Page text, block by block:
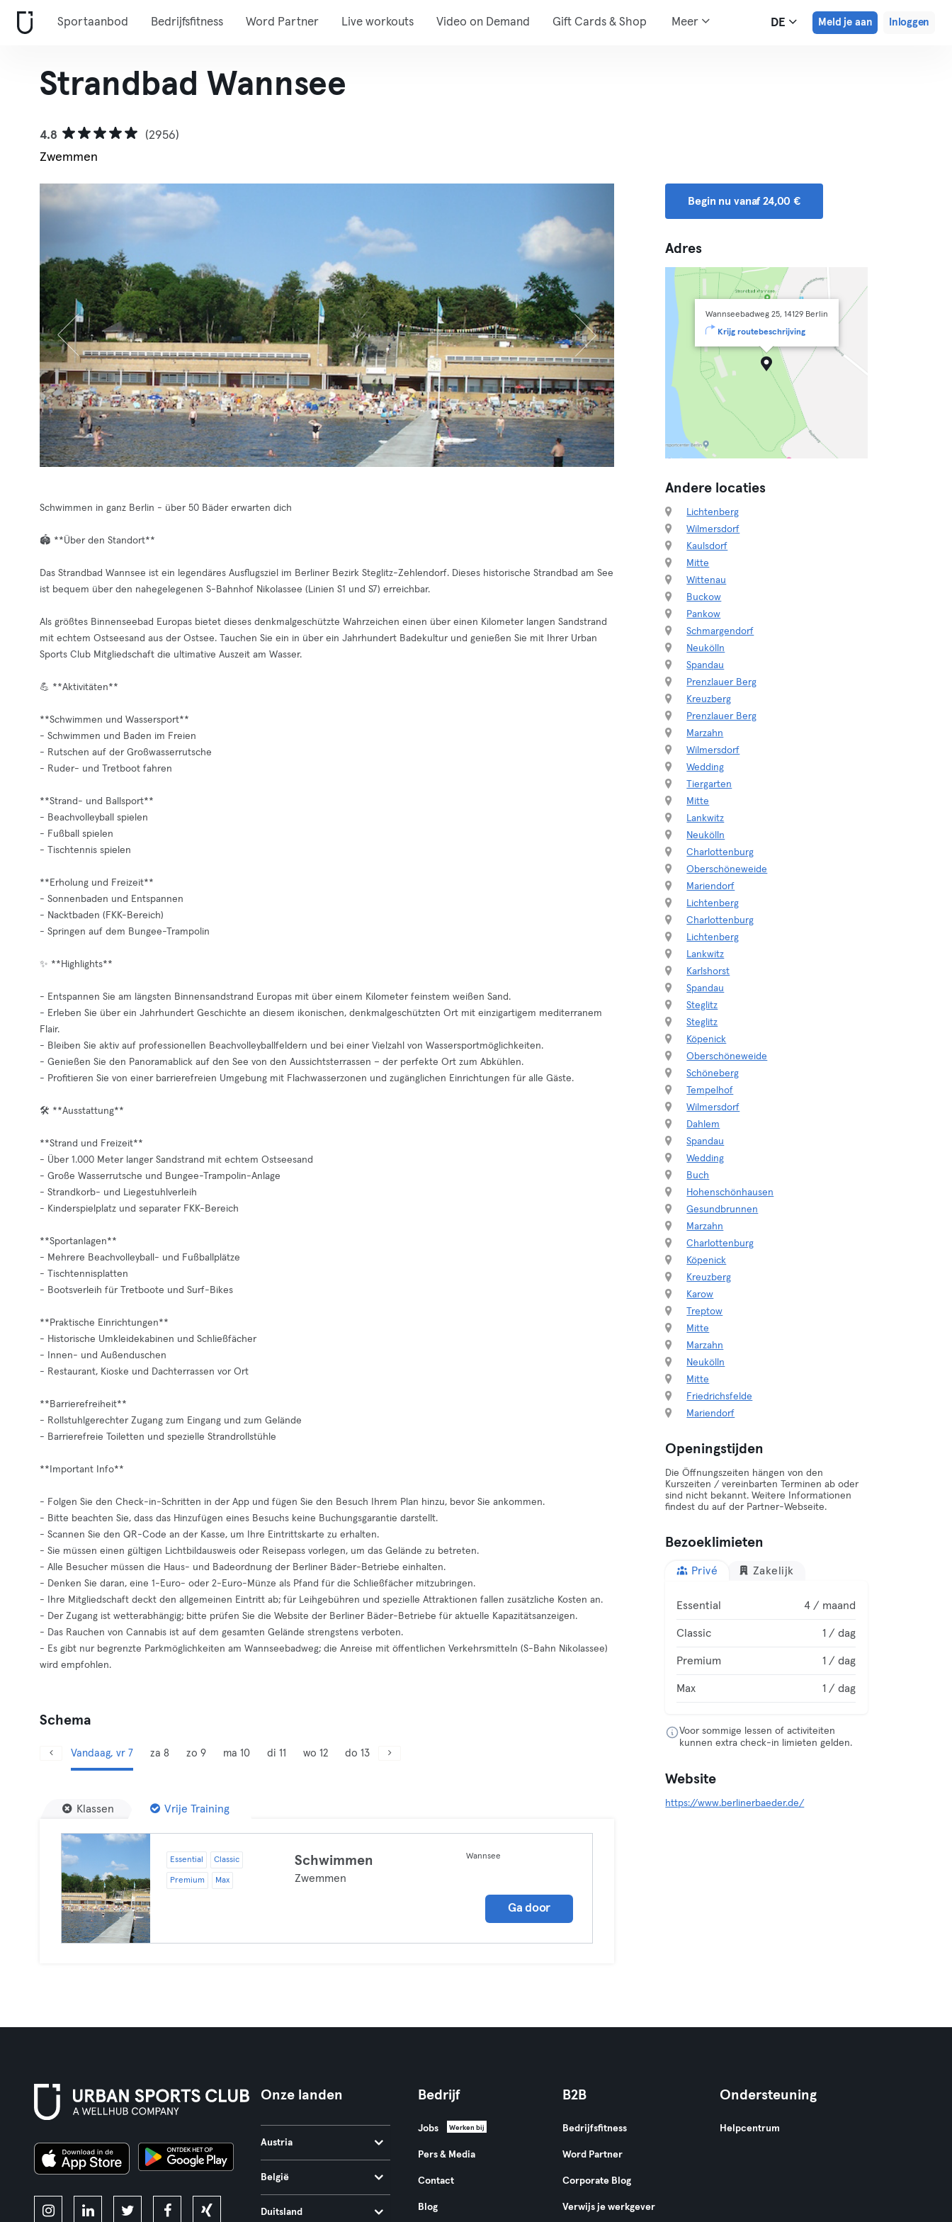
Sportaanbod Bedrijfsfitness Word Partner Live workouts Video on Demand Gift Cards & Shop Meer DE Meld je aan Inloggen
Strandbad Wannsee
4.8
(2956)
Zwemmen
Schwimmen in ganz Berlin - über 50 Bäder erwarten dich
🏟️ **Über den Standort**
Das Strandbad Wannsee ist ein legendäres Ausflugsziel im Berliner Bezirk Steglitz-Zehlendorf. Dieses historische Strandbad am See
ist bequem über den nahegelegenen S-Bahnhof Nikolassee (Linien S1 und S7) erreichbar.
Als größtes Binnenseebad Europas bietet dieses denkmalgeschützte Wahrzeichen einen über einen Kilometer langen Sandstrand
mit echtem Ostseesand aus der Ostsee. Tauchen Sie ein in über ein Jahrhundert Badekultur und genießen Sie mit Ihrer Urban
Sports Club Mitgliedschaft die ultimative Auszeit am Wasser.
💪 **Aktivitäten**
**Schwimmen und Wassersport**
- Schwimmen und Baden im Freien
- Rutschen auf der Großwasserrutsche
- Ruder- und Tretboot fahren
**Strand- und Ballsport**
- Beachvolleyball spielen
- Fußball spielen
- Tischtennis spielen
**Erholung und Freizeit**
- Sonnenbaden und Entspannen
- Nacktbaden (FKK-Bereich)
- Springen auf dem Bungee-Trampolin
✨ **Highlights**
- Entspannen Sie am längsten Binnensandstrand Europas mit über einem Kilometer feinstem weißen Sand.
- Erleben Sie über ein Jahrhundert Geschichte an diesem ikonischen, denkmalgeschützten Ort mit einzigartigem mediterranem
Flair.
- Bleiben Sie aktiv auf professionellen Beachvolleyballfeldern und bei einer Vielzahl von Wassersportmöglichkeiten.
- Genießen Sie den Panoramablick auf den See von den Aussichtsterrassen – der perfekte Ort zum Abkühlen.
- Profitieren Sie von einer barrierefreien Umgebung mit Flachwasserzonen und zugänglichen Einrichtungen für alle Gäste.
🛠️ **Ausstattung**
**Strand und Freizeit**
- Über 1.000 Meter langer Sandstrand mit echtem Ostseesand
- Große Wasserrutsche und Bungee-Trampolin-Anlage
- Strandkorb- und Liegestuhlverleih
- Kinderspielplatz und separater FKK-Bereich
**Sportanlagen**
- Mehrere Beachvolleyball- und Fußballplätze
- Tischtennisplatten
- Bootsverleih für Tretboote und Surf-Bikes
**Praktische Einrichtungen**
- Historische Umkleidekabinen und Schließfächer
- Innen- und Außenduschen
- Restaurant, Kioske und Dachterrassen vor Ort
**Barrierefreiheit**
- Rollstuhlgerechter Zugang zum Eingang und zum Gelände
- Barrierefreie Toiletten und spezielle Strandrollstühle
**Important Info**
- Folgen Sie den Check-in-Schritten in der App und fügen Sie den Besuch Ihrem Plan hinzu, bevor Sie ankommen.
- Bitte beachten Sie, dass das Hinzufügen eines Besuchs keine Buchungsgarantie darstellt.
- Scannen Sie den QR-Code an der Kasse, um Ihre Eintrittskarte zu erhalten.
- Sie müssen einen gültigen Lichtbildausweis oder Reisepass vorlegen, um das Gelände zu betreten.
- Alle Besucher müssen die Haus- und Badeordnung der Berliner Bäder-Betriebe einhalten.
- Denken Sie daran, eine 1-Euro- oder 2-Euro-Münze als Pfand für die Schließfächer mitzubringen.
- Ihre Mitgliedschaft deckt den allgemeinen Eintritt ab; für Leihgebühren und spezielle Attraktionen fallen zusätzliche Kosten an.
- Der Zugang ist wetterabhängig; bitte prüfen Sie die Website der Berliner Bäder-Betriebe für aktuelle Kapazitätsanzeigen.
- Das Rauchen von Cannabis ist auf dem gesamten Gelände strengstens verboten.
- Es gibt nur begrenzte Parkmöglichkeiten am Wannseebadweg; die Anreise mit öffentlichen Verkehrsmitteln (S-Bahn Nikolassee)
wird empfohlen.
Schema
Vandaag, vr 7 za 8 zo 9 ma 10 di 11 wo 12 do 13
Klassen Vrije Training
Essential Classic
Premium Max
Schwimmen
Zwemmen
Wannsee
Ga door
Begin nu vanaf 24,00 €
Adres
Wannseebadweg 25, 14129 Berlin
Krijg routebeschrijving
Andere locaties
Lichtenberg
Wilmersdorf
Kaulsdorf
Mitte
Wittenau
Buckow
Pankow
Schmargendorf
Neukölln
Spandau
Prenzlauer Berg
Kreuzberg
Prenzlauer Berg
Marzahn
Wilmersdorf
Wedding
Tiergarten
Mitte
Lankwitz
Neukölln
Charlottenburg
Oberschöneweide
Mariendorf
Lichtenberg
Charlottenburg
Lichtenberg
Lankwitz
Karlshorst
Spandau
Steglitz
Steglitz
Köpenick
Oberschöneweide
Schöneberg
Tempelhof
Wilmersdorf
Dahlem
Spandau
Wedding
Buch
Hohenschönhausen
Gesundbrunnen
Marzahn
Charlottenburg
Köpenick
Kreuzberg
Karow
Treptow
Mitte
Marzahn
Neukölln
Mitte
Friedrichsfelde
Mariendorf
Openingstijden
Die Öffnungszeiten hängen von den
Kurszeiten / vereinbarten Terminen ab oder
sind nicht bekannt. Weitere Informationen
findest du auf der Partner-Webseite.
Bezoeklimieten
Privé Zakelijk
Essential 4 / maand
Classic 1 / dag
Premium 1 / dag
Max 1 / dag
Voor sommige lessen of activiteiten
kunnen extra check-in limieten gelden.
Website
https://www.berlinerbaeder.de/
Onze landen
Austria
België
Duitsland
Bedrijf
Jobs Werken bij
Pers & Media
Contact
Blog
B2B
Bedrijfsfitness
Word Partner
Corporate Blog
Verwijs je werkgever
Ondersteuning
Helpcentrum